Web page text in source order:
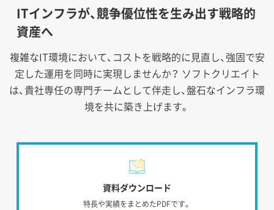
ITインフラが、競争優位性を生み出す戦略的
資産へ
複雑なIT環境において、コストを戦略的に見直し、強固で安
定した運用を同時に実現しませんか？ ソフトクリエイト
は、貴社専任の専門チームとして伴走し、盤石なインフラ環
境を共に築き上げます。
資料ダウンロード
特長や実績をまとめたPDFです。